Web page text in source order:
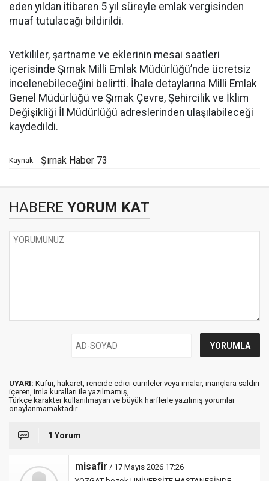
eden yıldan itibaren 5 yıl süreyle emlak vergisinden
muaf tutulacağı bildirildi.
Yetkililer, şartname ve eklerinin mesai saatleri
içerisinde Şırnak Milli Emlak Müdürlüğü’nde ücretsiz
incelenebileceğini belirtti. İhale detaylarına Milli Emlak
Genel Müdürlüğü ve Şırnak Çevre, Şehircilik ve İklim
Değişikliği İl Müdürlüğü adreslerinden ulaşılabileceği
kaydedildi.
Kaynak: Şırnak Haber 73
HABERE YORUM KAT
UYARI: Küfür, hakaret, rencide edici cümleler veya imalar, inançlara saldırı
içeren, imla kuralları ile yazılmamış,
Türkçe karakter kullanılmayan ve büyük harflerle yazılmış yorumlar
onaylanmamaktadır.
1 Yorum
misafir / 17 Mayıs 2026 17:26